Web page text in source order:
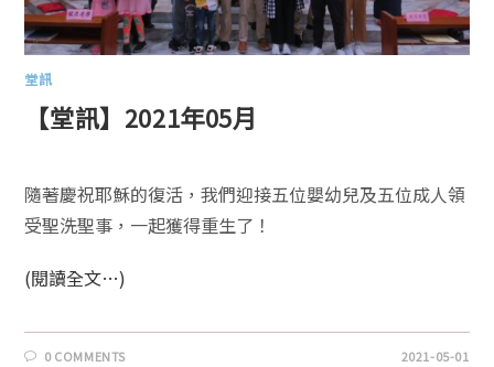
堂訊
【堂訊】2021年05月
隨著慶祝耶穌的復活，我們迎接五位嬰幼兒及五位成人領
受聖洗聖事，一起獲得重生了！
(閱讀全文…)
0 COMMENTS 2021-05-01